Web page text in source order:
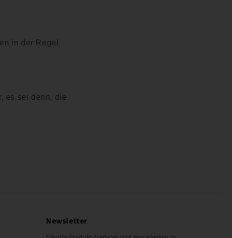
in der Regel
es sei denn, die
Newsletter